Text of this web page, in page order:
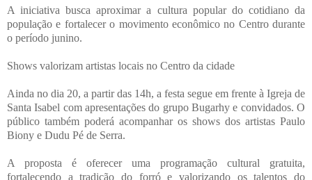
A iniciativa busca aproximar a cultura popular do cotidiano da
população e fortalecer o movimento econômico no Centro durante
o período junino.
Shows valorizam artistas locais no Centro da cidade
Ainda no dia 20, a partir das 14h, a festa segue em frente à Igreja de
Santa Isabel com apresentações do grupo Bugarhy e convidados. O
público também poderá acompanhar os shows dos artistas Paulo
Biony e Dudu Pé de Serra.
A proposta é oferecer uma programação cultural gratuita,
fortalecendo a tradição do forró e valorizando os talentos do